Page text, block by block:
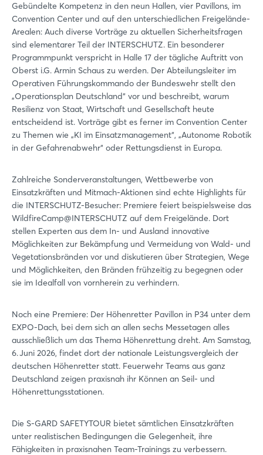
Gebündelte Kompetenz in den neun Hallen, vier Pavillons, im
Convention Center und auf den unterschiedlichen Freigelände-
Arealen: Auch diverse Vorträge zu aktuellen Sicherheitsfragen
sind elementarer Teil der INTERSCHUTZ. Ein besonderer
Programmpunkt verspricht in Halle 17 der tägliche Auftritt von
Oberst i.G. Armin Schaus zu werden. Der Abteilungsleiter im
Operativen Führungskommando der Bundeswehr stellt den
„Operationsplan Deutschland“ vor und beschreibt, warum
Resilienz von Staat, Wirtschaft und Gesellschaft heute
entscheidend ist. Vorträge gibt es ferner im Convention Center
zu Themen wie „KI im Einsatzmanagement“, „Autonome Robotik
in der Gefahrenabwehr“ oder Rettungsdienst in Europa.
Zahlreiche Sonderveranstaltungen, Wettbewerbe von
Einsatzkräften und Mitmach-Aktionen sind echte Highlights für
die INTERSCHUTZ-Besucher: Premiere feiert beispielsweise das
WildfireCamp@INTERSCHUTZ auf dem Freigelände. Dort
stellen Experten aus dem In- und Ausland innovative
Möglichkeiten zur Bekämpfung und Vermeidung von Wald- und
Vegetationsbränden vor und diskutieren über Strategien, Wege
und Möglichkeiten, den Bränden frühzeitig zu begegnen oder
sie im Idealfall von vornherein zu verhindern.
Noch eine Premiere: Der Höhenretter Pavillon in P34 unter dem
EXPO-Dach, bei dem sich an allen sechs Messetagen alles
ausschließlich um das Thema Höhenrettung dreht. Am Samstag,
6. Juni 2026, findet dort der nationale Leistungsvergleich der
deutschen Höhenretter statt. Feuerwehr Teams aus ganz
Deutschland zeigen praxisnah ihr Können an Seil- und
Höhenrettungsstationen.
Die S-GARD SAFETYTOUR bietet sämtlichen Einsatzkräften
unter realistischen Bedingungen die Gelegenheit, ihre
Fähigkeiten in praxisnahen Team-Trainings zu verbessern.